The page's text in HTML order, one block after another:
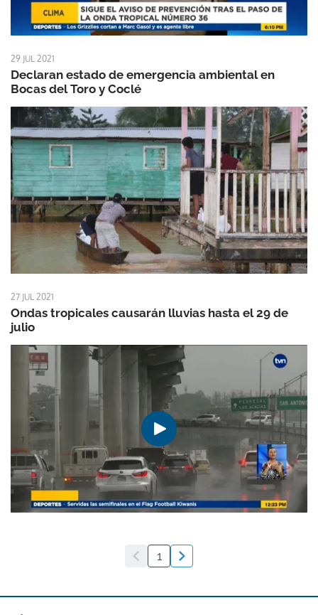
29 JUL 2021
Declaran estado de emergencia ambiental en
Bocas del Toro y Coclé
27 JUL 2021
Ondas tropicales causarán lluvias hasta el 29 de
julio
1